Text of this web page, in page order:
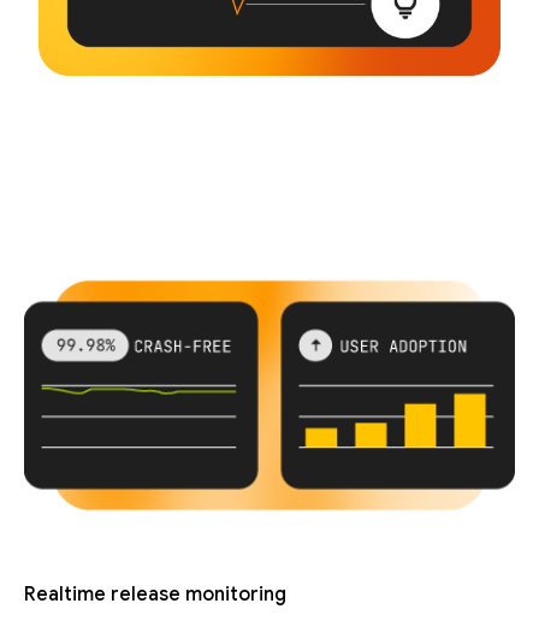
Realtime release monitoring